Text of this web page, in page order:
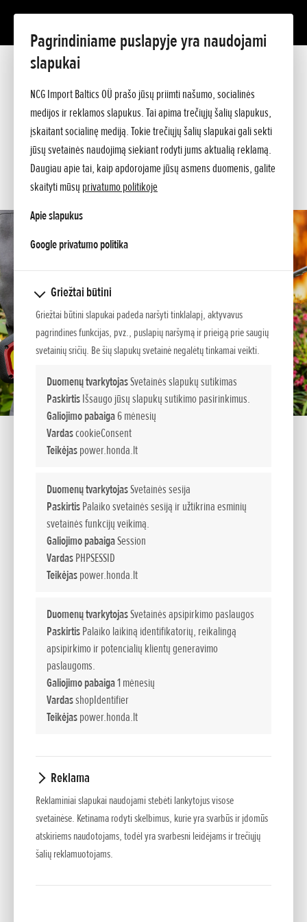
Pagrindiniame puslapyje yra naudojami
slapukai
NCG Import Baltics OÜ prašo jūsų priimti našumo, socialinės
medijos ir reklamos slapukus. Tai apima trečiųjų šalių slapukus,
įskaitant socialinę mediją. Tokie trečiųjų šalių slapukai gali sekti
jūsų svetainės naudojimą siekiant rodyti jums aktualią reklamą.
Daugiau apie tai, kaip apdorojame jūsų asmens duomenis, galite
skaityti mūsų privatumo politikoje
Apie slapukus
Google privatumo politikaopens in a new tab
Griežtai būtini
Griežtai būtini slapukai padeda naršyti tinklalapį, aktyvavus
pagrindines funkcijas, pvz., puslapių naršymą ir prieigą prie saugių
svetainių sričių. Be šių slapukų svetainė negalėtų tinkamai veikti.
Duomenų tvarkytojasSvetainės slapukų sutikimas
PaskirtisIšsaugo jūsų slapukų sutikimo pasirinkimus.
Galiojimo pabaiga6 mėnesių
VardascookieConsent
Teikėjaspower.honda.lt
Duomenų tvarkytojasSvetainės sesija
PaskirtisPalaiko svetainės sesiją ir užtikrina esminių
svetainės funkcijų veikimą.
Galiojimo pabaigaSession
VardasPHPSESSID
Teikėjaspower.honda.lt
Duomenų tvarkytojasSvetainės apsipirkimo paslaugos
PaskirtisPalaiko laikiną identifikatorių, reikalingą
apsipirkimo ir potencialių klientų generavimo
paslaugoms.
Galiojimo pabaiga1 mėnesių
VardasshopIdentifier
Teikėjaspower.honda.lt
Reklama
Reklaminiai slapukai naudojami stebėti lankytojus visose
svetainėse. Ketinama rodyti skelbimus, kurie yra svarbūs ir įdomūs
atskiriems naudotojams, todėl yra svarbesni leidėjams ir trečiųjų
šalių reklamuotojams.
HHH 36 BXB
Prezentacija
Kainos
Klauskite papildomos informacijos
PASIŪLYMAS
SERVISAS
KONTAKTAI
HHH 36 BXB
Patobulintos Honda akumuliatorinės gyvatvorių žirklės
galimybės
vargo, nesvarbu, ar turite karpyti gyvatvores, genėti krūmus
ar tobulinti. Pjovimo ilgis 650 mm užtikrina puikų įvorių ir
šepečių pasiekiamumą, o tvirti deimantais pagaląsti peiliukai
ir galingas bešepetėlis variklis užtikrina aukštą našumą ir
nuostabiai tikslų pjovimą nuo pradžios iki pabaigos.
Lengvai mobilus, pertvarkyta rankena ir pailgas gaidukas
leidžia lengvai tvarkyti ir kirpti iš visų pusių
Lengvas